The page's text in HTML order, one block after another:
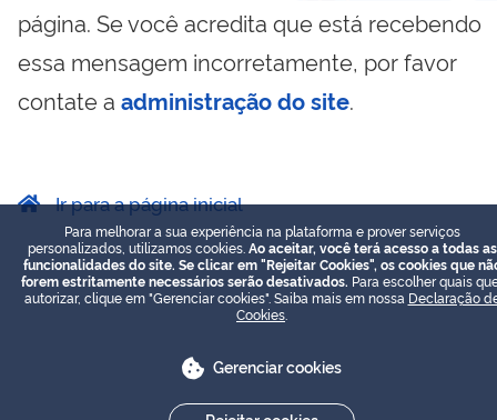
página. Se você acredita que está recebendo
essa mensagem incorretamente, por favor
contate a administração do site.
Ir para a página inicial
Para melhorar a sua experiência na plataforma e prover serviços
personalizados, utilizamos cookies. Ao aceitar, você terá acesso a todas as
funcionalidades do site. Se clicar em "Rejeitar Cookies", os cookies que
forem estritamente necessários serão desativados. Para escolher quais
autorizar, clique em "Gerenciar cookies". Saiba mais em nossa Declaração
Cookies
Gerenciar cookies